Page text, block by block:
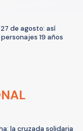
de agosto: así
19 años
la cruzada solidaria